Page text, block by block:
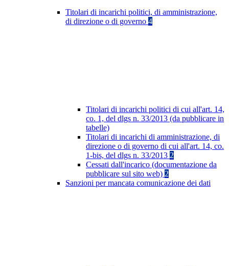
Titolari di incarichi politici, di amministrazione,
di direzione o di governo 4
Titolari di incarichi politici di cui all'art. 14,
co. 1, del dlgs n. 33/2013 (da pubblicare in
tabelle)
Titolari di incarichi di amministrazione, di
direzione o di governo di cui all'art. 14, co.
1-bis, del dlgs n. 33/2013 2
Cessati dall'incarico (documentazione da
pubblicare sul sito web) 2
Sanzioni per mancata comunicazione dei dati